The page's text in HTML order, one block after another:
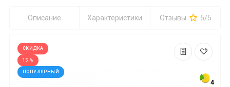
Описание Характеристики Отзывы 5/5
4
СКИДКА
15 %
ПОПУЛЯРНЫЙ